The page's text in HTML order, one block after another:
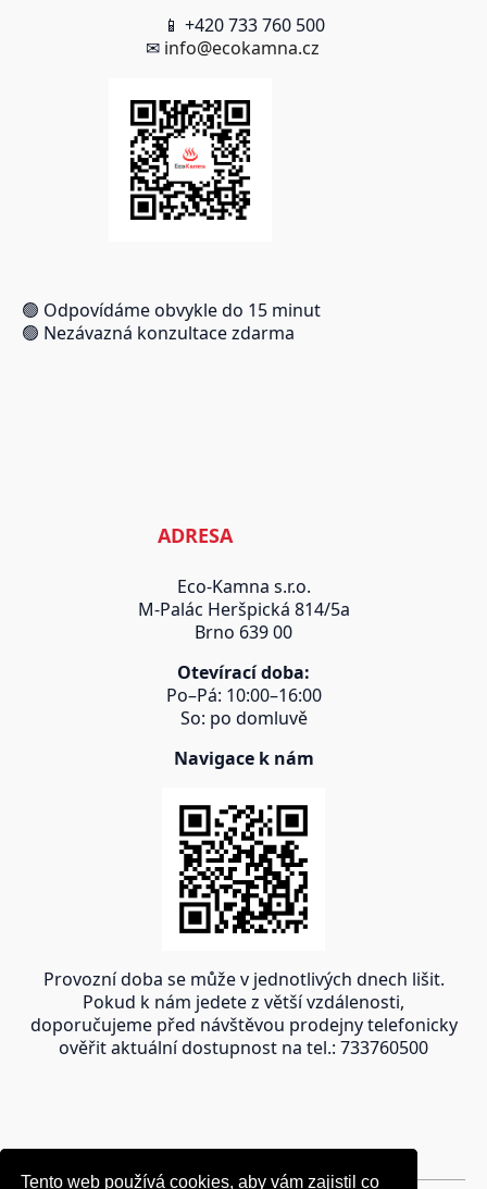
Tento web používá cookies, aby vám zajistil co
Tento web používá cookies, aby vám zajistil co
📱 +420 733 760 500
✉ info@ecokamna.cz
🟢 Odpovídáme obvykle do 15 minut
🟢 Nezávazná konzultace zdarma
ADRESA
Eco-Kamna s.r.o.
M-Palác Heršpická 814/5a
Brno 639 00
Otevírací doba:
Po–Pá: 10:00–16:00
So: po domluvě
Navigace k nám
Provozní doba se může v jednotlivých dnech lišit.
Pokud k nám jedete z větší vzdálenosti,
doporučujeme před návštěvou prodejny telefonicky
ověřit aktuální dostupnost na tel.: 733760500